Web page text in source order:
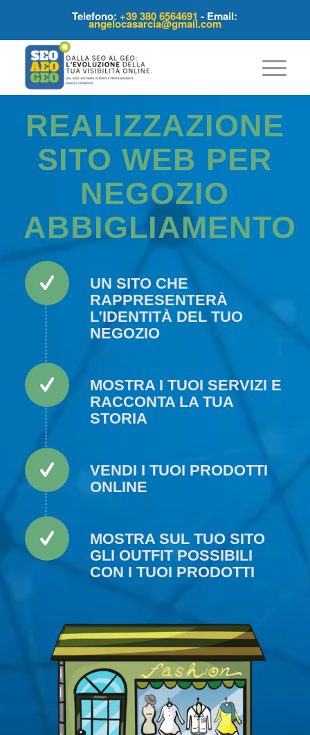
Telefono:+39 380 6564691 - Email:
angelocasarcia@gmail.com
REALIZZAZIONE
SITO WEB PER
NEGOZIO
ABBIGLIAMENTO
UN SITO CHE
RAPPRESENTERÀ
L’IDENTITÀ DEL TUO
NEGOZIO
MOSTRA I TUOI SERVIZI E
RACCONTA LA TUA
STORIA
VENDI I TUOI PRODOTTI
ONLINE
MOSTRA SUL TUO SITO
GLI OUTFIT POSSIBILI
CON I TUOI PRODOTTI